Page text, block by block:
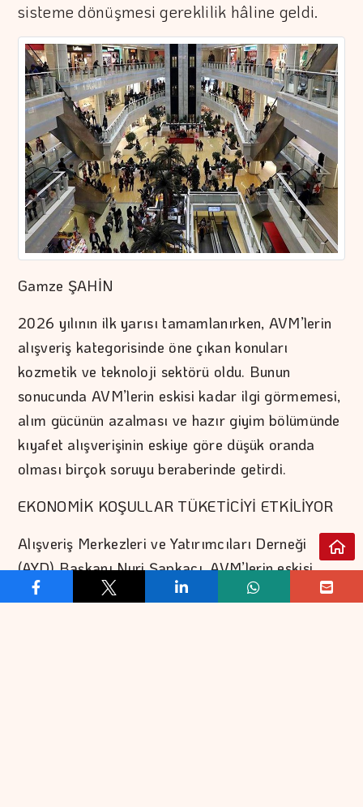
sisteme dönüşmesi gereklilik hâline geldi.
Gamze ŞAHİN
2026 yılının ilk yarısı tamamlanırken, AVM’lerin
alışveriş kategorisinde öne çıkan konuları
kozmetik ve teknoloji sektörü oldu. Bunun
sonucunda AVM’lerin eskisi kadar ilgi görmemesi,
alım gücünün azalması ve hazır giyim bölümünde
kıyafet alışverişinin eskiye göre düşük oranda
olması birçok soruyu beraberinde getirdi.
EKONOMİK KOŞULLAR TÜKETİCİYİ ETKİLİYOR
Alışveriş Merkezleri ve Yatırımcıları Derneği
(AYD) Başkanı Nuri Şapkacı, AVM’lerin eskisi
kadar ilgi görmemesi ve gelecekte AVM